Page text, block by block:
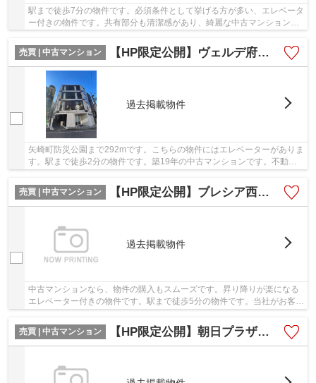
駅まで徒歩7分の物件です。必須条件として挙げる方が多い、エレベータ
ー付きの物件です。共有部分も清潔感があり、綺麗な中古マンションで
売買 | 中古マンション
【HP限定公開】ヴェルデ府中本町ステーションプラザ 2階
過去掲載物件
矢崎町防災公園まで292mです。こちらの物件にはエレベーターがありま
す。駅まで徒歩2分の物件です。築19年の中古マンションです。不動産
売買 | 中古マンション
【HP限定公開】ブレシア西府レジデンス 3階
過去掲載物件
中古マンションなら、物件の購入もスムーズです。昇り降りが楽になる
エレベーター付きの物件です。駅まで徒歩5分の物件です。当社がお客様
売買 | 中古マンション
【HP限定公開】朝日プラザ府中 3階